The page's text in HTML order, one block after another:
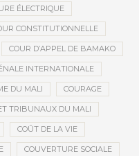
ÉLECTRIQUE
CONSTITUTIONNELLE
COUR D’APPEL DE BAMAKO
INTERNATIONALE
DU MALI COURAGE
TRIBUNAUX DU MALI
COÛT DE LA VIE
COUVERTURE SOCIALE